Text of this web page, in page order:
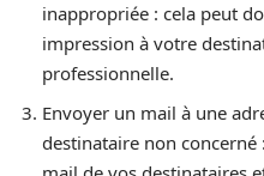
inappropriée : cela peut
impression à votre
professionnelle.
Envoyer un mail à une
destinataire non concerné